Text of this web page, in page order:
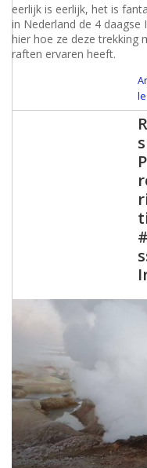
eerlijk is eerlijk, het is
in Nederland de 4 daagse
hier hoe ze deze trekking
raften ervaren heeft.